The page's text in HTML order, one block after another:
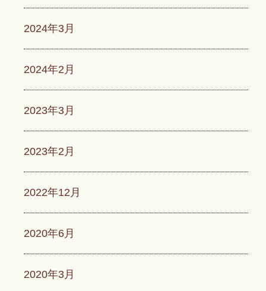
2024年3月
2024年2月
2023年3月
2023年2月
2022年12月
2020年6月
2020年3月